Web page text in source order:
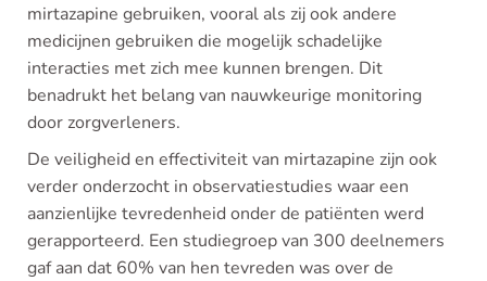
mirtazapine gebruiken, vooral als zij ook andere
medicijnen gebruiken die mogelijk schadelijke
interacties met zich mee kunnen brengen. Dit
benadrukt het belang van nauwkeurige monitoring
door zorgverleners.
De veiligheid en effectiviteit van mirtazapine zijn ook
verder onderzocht in observatiestudies waar een
aanzienlijke tevredenheid onder de patiënten werd
gerapporteerd. Een studiegroep van 300 deelnemers
gaf aan dat 60% van hen tevreden was over de